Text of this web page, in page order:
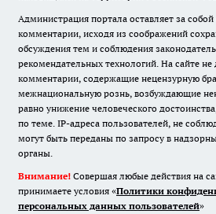
Администрация портала оставляет за
комментарии, исходя из соображений
обсуждения тем и соблюдения
рекомендательных технологий. На сайте не
комментарии, содержащие нецензурную
межнациональную рознь, возбуждающие
равно унижение человеческого
по теме. IP-адреса пользователей, не
могут быть переданы по запросу в
органы.
Внимание! Совершая любые действия на
принимаете условия «Политики
персональных данных пользователей»